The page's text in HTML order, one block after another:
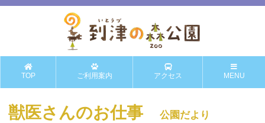
TOP ご利用案内 アクセス MENU
獣医さんのお仕事 公園だより